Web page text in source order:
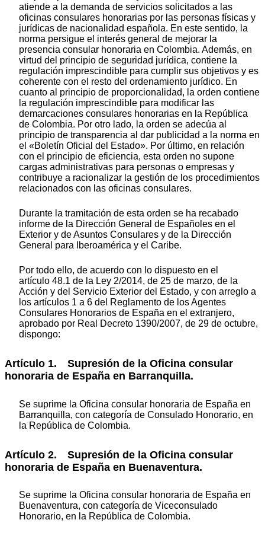
atiende a la demanda de servicios solicitados a las
oficinas consulares honorarias por las personas físicas y
jurídicas de nacionalidad española. En este sentido, la
norma persigue el interés general de mejorar la
presencia consular honoraria en Colombia. Además, en
virtud del principio de seguridad jurídica, contiene la
regulación imprescindible para cumplir sus objetivos y es
coherente con el resto del ordenamiento jurídico. En
cuanto al principio de proporcionalidad, la orden contiene
la regulación imprescindible para modificar las
demarcaciones consulares honorarias en la República
de Colombia. Por otro lado, la orden se adecúa al
principio de transparencia al dar publicidad a la norma en
el «Boletín Oficial del Estado». Por último, en relación
con el principio de eficiencia, esta orden no supone
cargas administrativas para personas o empresas y
contribuye a racionalizar la gestión de los procedimientos
relacionados con las oficinas consulares.
Durante la tramitación de esta orden se ha recabado
informe de la Dirección General de Españoles en el
Exterior y de Asuntos Consulares y de la Dirección
General para Iberoamérica y el Caribe.
Por todo ello, de acuerdo con lo dispuesto en el
artículo 48.1 de la Ley 2/2014, de 25 de marzo, de la
Acción y del Servicio Exterior del Estado, y con arreglo a
los artículos 1 a 6 del Reglamento de los Agentes
Consulares Honorarios de España en el extranjero,
aprobado por Real Decreto 1390/2007, de 29 de octubre,
dispongo:
Artículo 1. Supresión de la Oficina consular
honoraria de España en Barranquilla.
Se suprime la Oficina consular honoraria de España en
Barranquilla, con categoría de Consulado Honorario, en
la República de Colombia.
Artículo 2. Supresión de la Oficina consular
honoraria de España en Buenaventura.
Se suprime la Oficina consular honoraria de España en
Buenaventura, con categoría de Viceconsulado
Honorario, en la República de Colombia.